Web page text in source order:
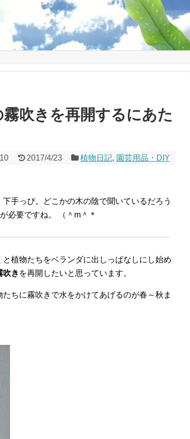
吹きを再開するにあた
2017/4/23 植物日記, 園芸用品・DIY
手っぴ。どこかの木の陰で聞いているだろう
必要ですね。 （＾m＾＊
植物たちをベランダに出しっぱなしにし始め
吹き を再開したいと思っています。
ちに霧吹きで水をかけてあげるのが春～秋ま